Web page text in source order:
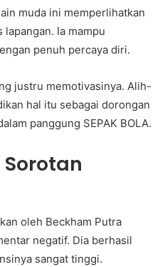
muda ini memperlihatkan
Ia mampu
penuh percaya diri.
justru memotivasinya. Alih-
hal itu sebagai dorongan
panggung SEPAK BOLA.
oleh Beckham Putra
negatif. Dia berhasil
sangat tinggi.